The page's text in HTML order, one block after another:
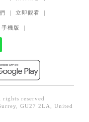
｜ 立即觀看 ｜
手機版 ｜
reserved
GU27 2LA, United